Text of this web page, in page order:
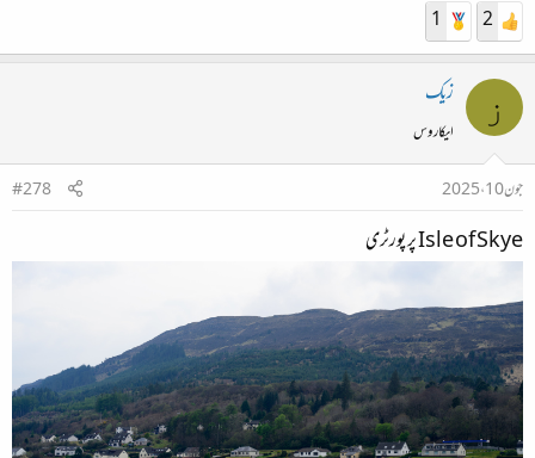
2
1
ز زیک
ایکاروس
جون 10، 2025
#278
Isle of Skye پر پورٹری